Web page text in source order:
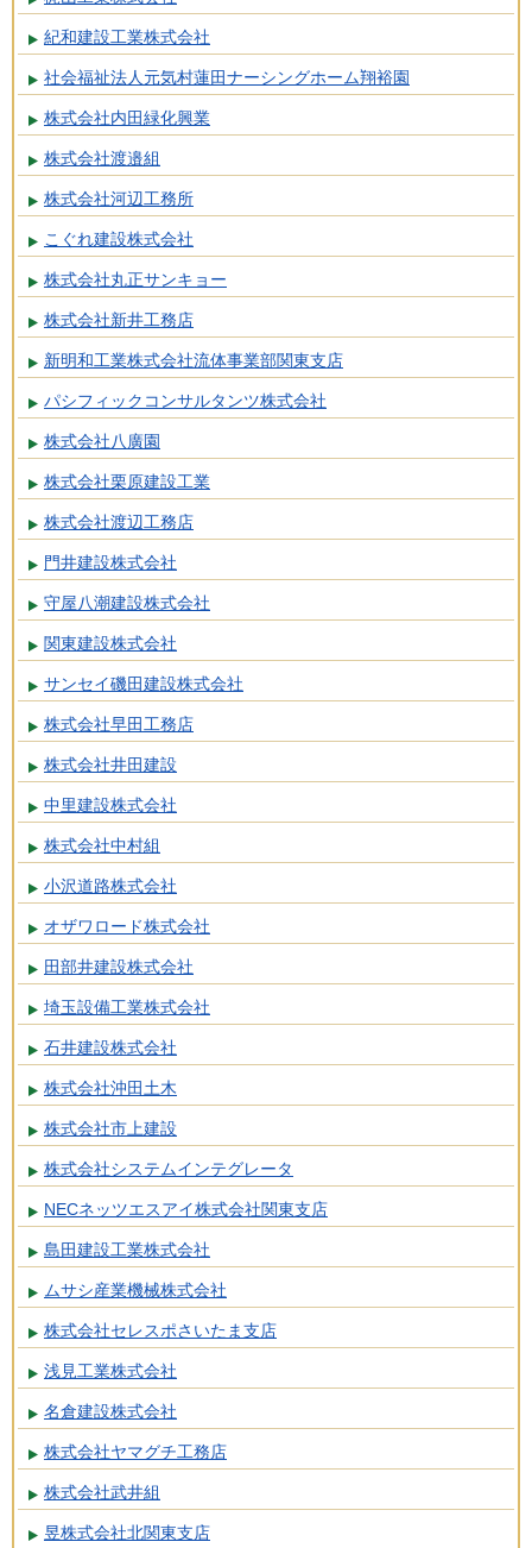
紀和建設工業株式会社
社会福祉法人元気村蓮田ナーシングホーム翔裕園
株式会社内田緑化興業
株式会社渡邉組
株式会社河辺工務所
こぐれ建設株式会社
株式会社丸正サンキョー
株式会社新井工務店
新明和工業株式会社流体事業部関東支店
パシフィックコンサルタンツ株式会社
株式会社八廣園
株式会社栗原建設工業
株式会社渡辺工務店
門井建設株式会社
守屋八潮建設株式会社
関東建設株式会社
サンセイ磯田建設株式会社
株式会社早田工務店
株式会社井田建設
中里建設株式会社
株式会社中村組
小沢道路株式会社
オザワロード株式会社
田部井建設株式会社
埼玉設備工業株式会社
石井建設株式会社
株式会社沖田土木
株式会社市上建設
株式会社システムインテグレータ
NECネッツエスアイ株式会社関東支店
島田建設工業株式会社
ムサシ産業機械株式会社
株式会社セレスポさいたま支店
浅見工業株式会社
名倉建設株式会社
株式会社ヤマグチ工務店
株式会社武井組
昱株式会社北関東支店